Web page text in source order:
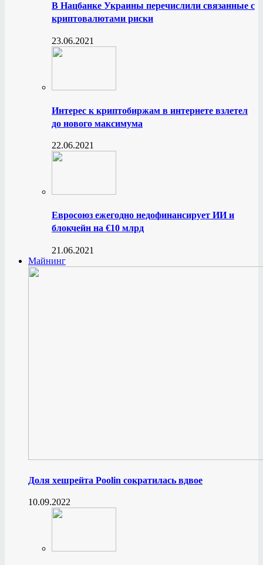
В Нацбанке Украины перечислили связанные с
криптовалютами риски
23.06.2021
Интерес к криптобиржам в интернете взлетел
до нового максимума
22.06.2021
Евросоюз ежегодно недофинансирует ИИ и
блокчейн на €10 млрд
21.06.2021
Майнинг
Доля хешрейта Poolin сократилась вдвое
10.09.2022